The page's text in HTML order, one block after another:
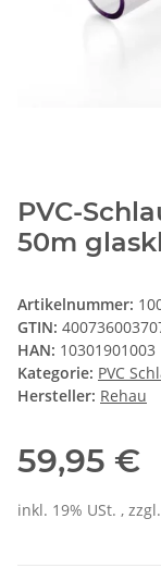
PVC-
50m
Artikelnummer:
GTIN:
HAN: 10301901003
Kategorie: PVC
Hersteller: Rehau
59,95 €
inkl. 19% USt. , zzgl.